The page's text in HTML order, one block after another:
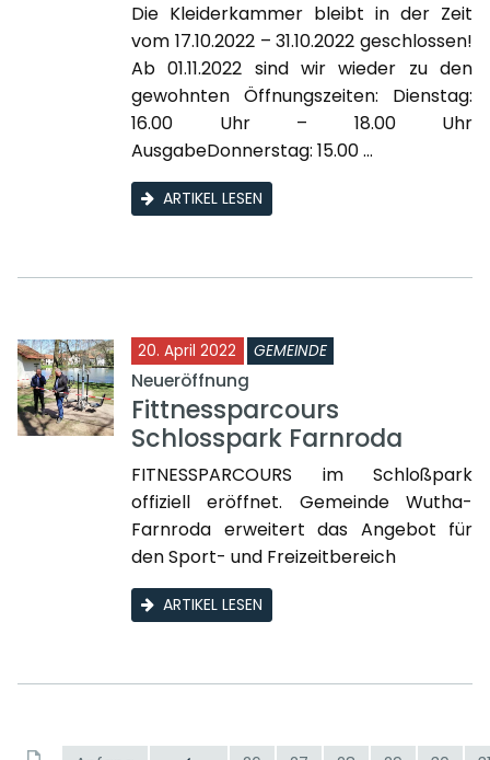
Die Kleiderkammer bleibt in der Zeit
vom 17.10.2022 – 31.10.2022 geschlossen!
Ab 01.11.2022 sind wir wieder zu den
gewohnten Öffnungszeiten: Dienstag:
16.00 Uhr – 18.00 Uhr
AusgabeDonnerstag: 15.00 ...
ARTIKEL LESEN
20. April 2022 GEMEINDE
Neueröffnung
Fittnessparcours
Schlosspark Farnroda
FITNESSPARCOURS im Schloßpark
offiziell eröffnet. Gemeinde Wutha-
Farnroda erweitert das Angebot für
den Sport- und Freizeitbereich
ARTIKEL LESEN